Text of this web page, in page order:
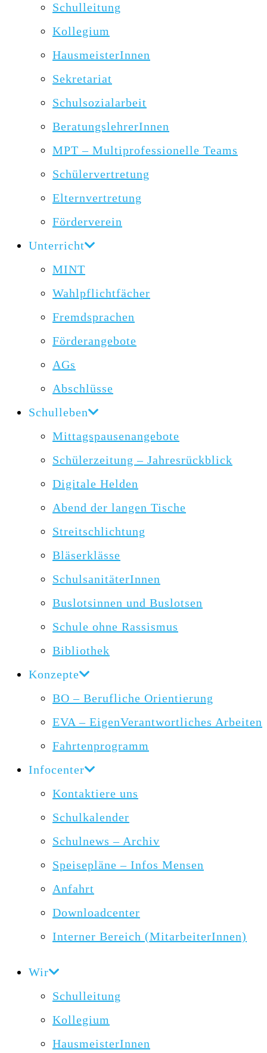
Schulleitung
Kollegium
HausmeisterInnen
Sekretariat
Schulsozialarbeit
BeratungslehrerInnen
MPT – Multiprofessionelle Teams
Schülervertretung
Elternvertretung
Förderverein
Unterricht
MINT
Wahlpflichtfächer
Fremdsprachen
Förderangebote
AGs
Abschlüsse
Schulleben
Mittagspausenangebote
Schülerzeitung – Jahresrückblick
Digitale Helden
Abend der langen Tische
Streitschlichtung
Bläserklässe
SchulsanitäterInnen
Buslotsinnen und Buslotsen
Schule ohne Rassismus
Bibliothek
Konzepte
BO – Berufliche Orientierung
EVA – EigenVerantwortliches Arbeiten
Fahrtenprogramm
Infocenter
Kontaktiere uns
Schulkalender
Schulnews – Archiv
Speisepläne – Infos Mensen
Anfahrt
Downloadcenter
Interner Bereich (MitarbeiterInnen)
Wir
Schulleitung
Kollegium
HausmeisterInnen